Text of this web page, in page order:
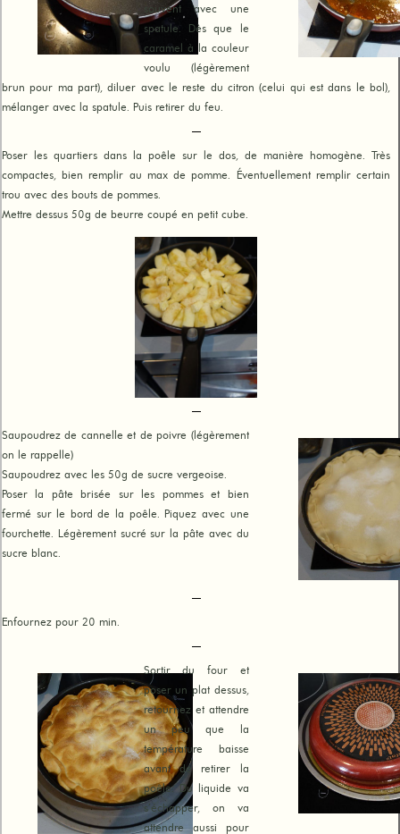
souvent avec une
spatule. Dès que le
caramel à la couleur
voulu (légèrement
brun pour ma part), diluer avec le reste du citron (celui qui est dans le bol),
mélanger avec la spatule. Puis retirer du feu.
Poser les quartiers dans la poêle sur le dos, de manière homogène. Très
compactes, bien remplir au max de pomme. Éventuellement remplir certain
trou avec des bouts de pommes.
Mettre dessus 50g de beurre coupé en petit cube.
Saupoudrez de cannelle et de poivre (légèrement
on le rappelle)
Saupoudrez avec les 50g de sucre vergeoise.
Poser la pâte brisée sur les pommes et bien
fermé sur le bord de la poêle. Piquez avec une
fourchette. Légèrement sucré sur la pâte avec du
sucre blanc.
Enfournez pour 20 min.
Sortir du four et
poser un plat dessus,
retournez et attendre
un peu que la
température baisse
avant de retirer la
poêle. Du liquide va
s’échapper, on va
attendre aussi pour